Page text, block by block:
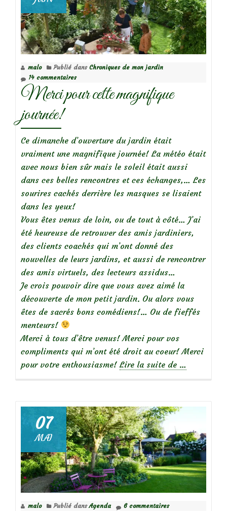
malo Publié dans Chroniques de mon jardin
14 commentaires
Merci pour cette magnifique
journée!
Ce dimanche d’ouverture du jardin était
vraiment une magnifique journée! La météo était
avec nous bien sûr mais le soleil était aussi
dans ces belles rencontres et ces échanges,… Les
sourires cachés derrière les masques se lisaient
dans les yeux!
Vous êtes venus de loin, ou de tout à côté… J’ai
été heureuse de retrouver des amis jardiniers,
des clients coachés qui m’ont donné des
nouvelles de leurs jardins, et aussi de rencontrer
des amis virtuels, des lecteurs assidus…
Je crois pouvoir dire que vous avez aimé la
découverte de mon petit jardin. Ou alors vous
êtes de sacrés bons comédiens!… Ou de fieffés
menteurs!
Merci à tous d’être venus! Merci pour vos
compliments qui m’ont été droit au coeur! Merci
pour votre enthousiasme! Lire la suite de
magnifique
journée!
…
07
MAI
malo Publié dansAgenda 6 commentaires